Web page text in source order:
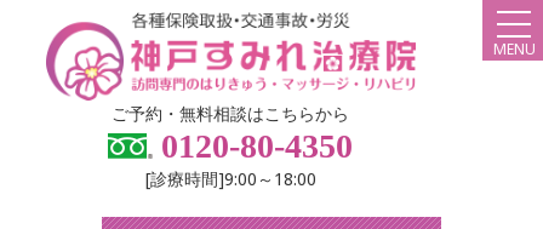
ご予約・無料相談はこちらから
0120-80-4350
[診療時間]9:00～18:00
MENU
弊社について
スタッフ紹介